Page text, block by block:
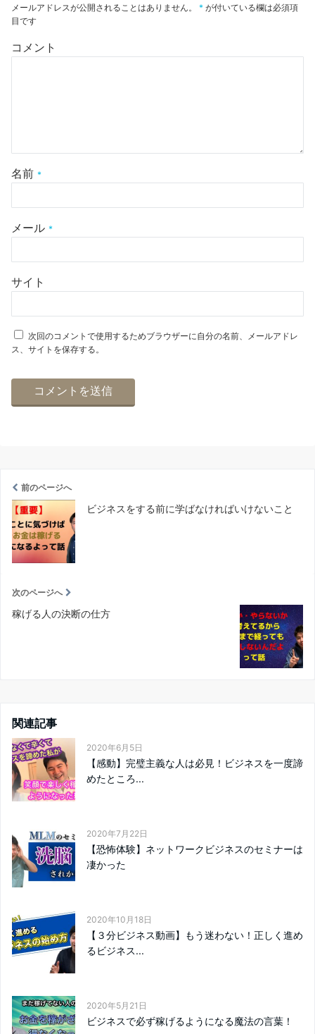
メールアドレスが公開されることはありません。 * が付いている欄は必須項
目です
コメント
名前 *
メール *
サイト
次回のコメントで使用するためブラウザーに自分の名前、メールアドレ
ス、サイトを保存する。
前のページへ
ビジネスをする前に学ばなければいけないこと
次のページへ
稼げる人の決断の仕方
関連記事
2020年6月5日
【感動】完璧主義な人は必見！ビジネスを一度諦
めたところ...
2020年7月22日
【恐怖体験】ネットワークビジネスのセミナーは
凄かった
2020年10月18日
【３分ビジネス動画】もう迷わない！正しく進め
るビジネス...
2020年5月21日
ビジネスで必ず稼げるようになる魔法の言葉！